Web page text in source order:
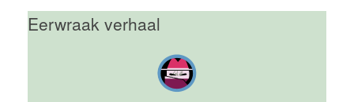
Eerwraak verhaal